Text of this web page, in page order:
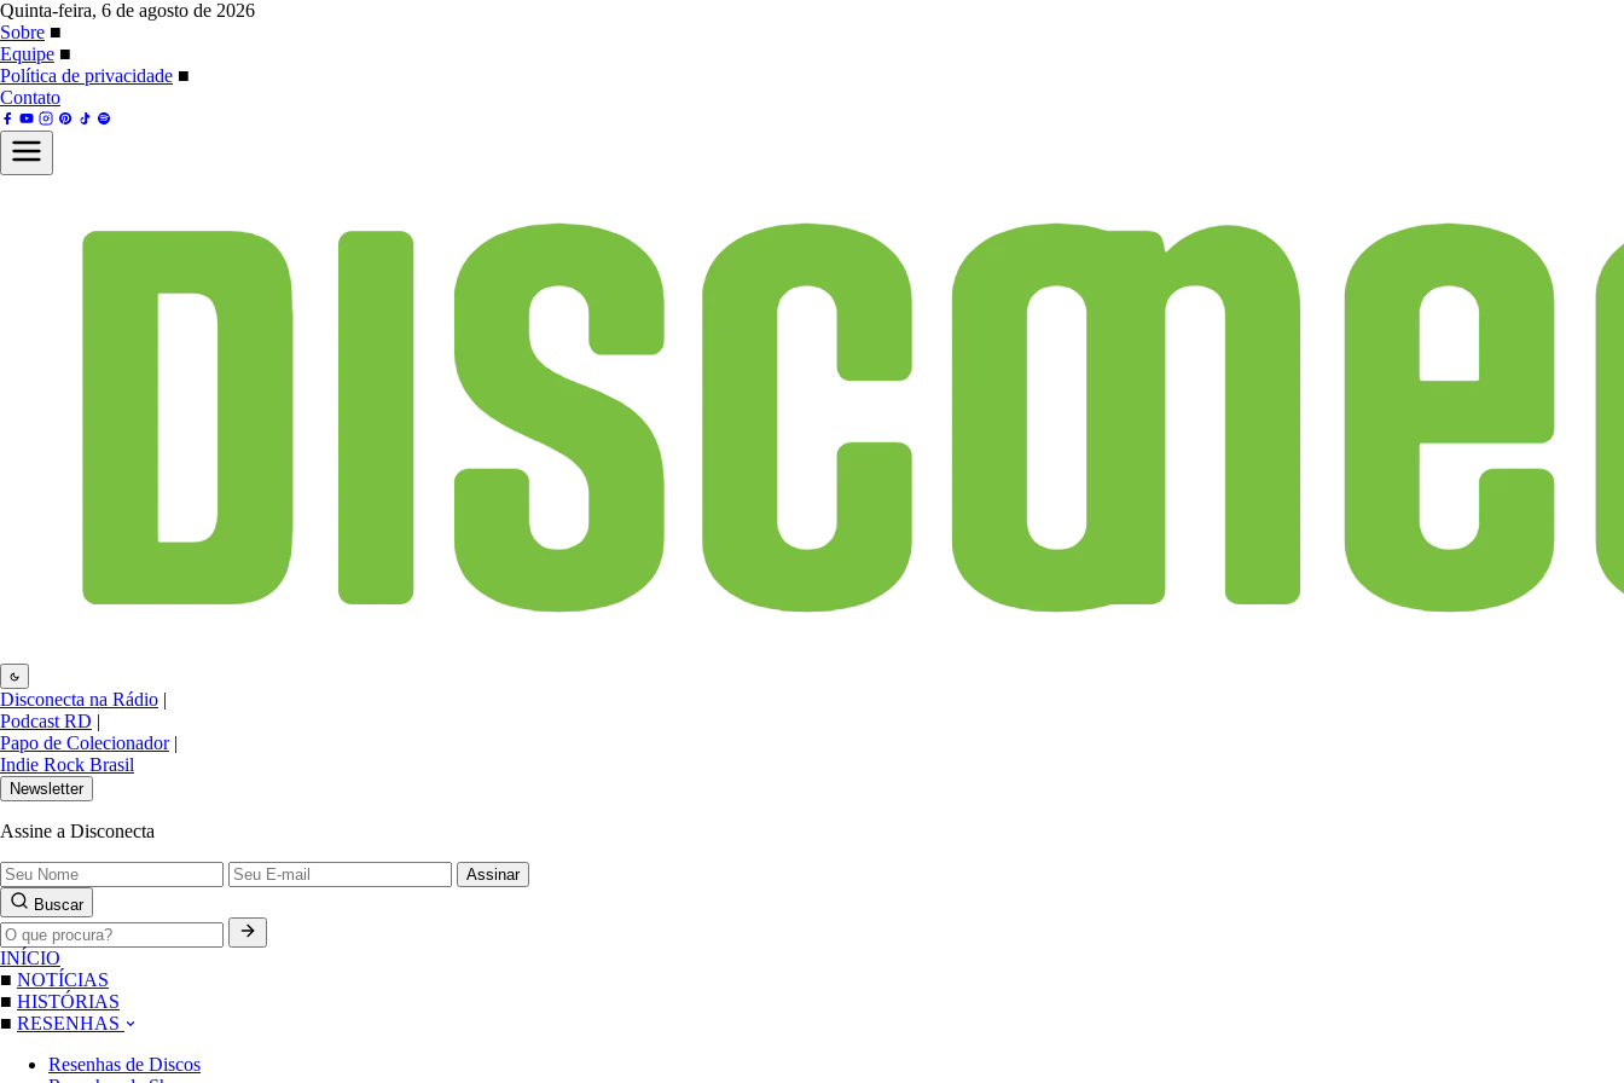
Quinta-feira, 6 de agosto de 2026
Sobre ■
Equipe ■
Política de privacidade ■
Contato
Disconecta na Rádio |
Podcast RD |
Papo de Colecionador |
Indie Rock Brasil
Newsletter
Assine a Disconecta
Assinar
Buscar
INÍCIO
■ NOTÍCIAS
■ HISTÓRIAS
■ RESENHAS
Resenhas de Discos